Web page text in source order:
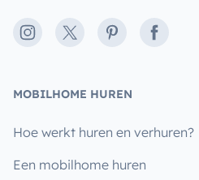
Instagram
X PinterestFacebook
MOBILHOME HUREN
Hoe werkt huren en verhuren?
Een mobilhome huren